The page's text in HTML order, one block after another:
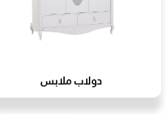
دولاب ملابس